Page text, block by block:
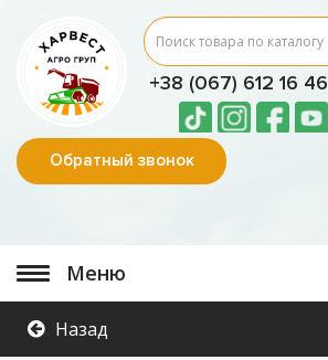
+38 (067) 612 16 46
Обратный звонок
Меню
Назад